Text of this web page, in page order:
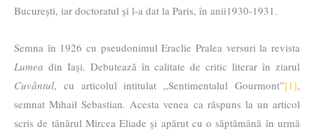
București, iar doctoratul și l-a dat la Paris, în anii1930-1931.
Semna în 1926 cu pseudonimul Eraclie Pralea versuri la revista
Lumea din Iași. Debutează în calitate de critic literar în ziarul
Cuvântul, cu articolul intitulat „Sentimentalul Gourmont”[1],
semnat Mihail Sebastian. Acesta venea ca răspuns la un articol
scris de tânărul Mircea Eliade și apărut cu o săptămână în urmă